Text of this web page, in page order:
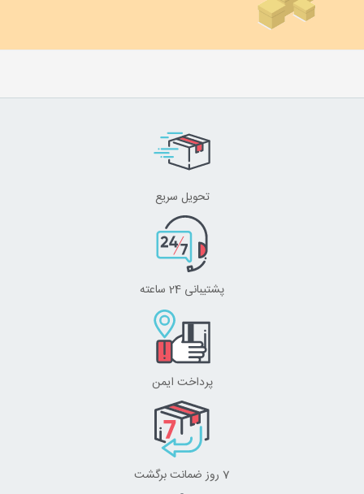
تحویل سریع
پشتیبانی 24 ساعته
پرداخت ایمن
7 روز ضمانت برگشت